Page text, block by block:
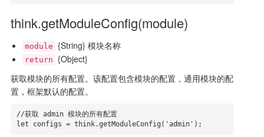
think.getModuleConfig(module)
module {String} 模块名称
return {Object}
获取模块的所有配置。该配置包含模块的配置，通用模块的配
置，框架默认的配置。
//获取 admin 模块的所有配置
let configs = think.getModuleConfig('admin');